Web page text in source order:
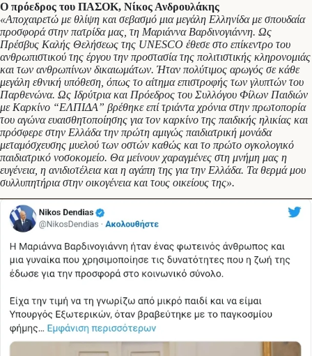
Ο πρόεδρος του ΠΑΣΟΚ, Νίκος Ανδρουλάκης
«Αποχαιρετώ με θλίψη και σεβασμό μια μεγάλη Ελληνίδα με σπουδαία
προσφορά στην πατρίδα μας, τη Μαριάννα Βαρδινογιάννη. Ως
Πρέσβυς Καλής Θελήσεως της UNESCO έθεσε στο επίκεντρο του
ανθρωπιστικού της έργου την προστασία της πολιτιστικής κληρονομιάς
και των ανθρωπίνων δικαιωμάτων. Ήταν πολύτιμος αρωγός σε κάθε
μεγάλη εθνική υπόθεση, όπως το αίτημα επιστροφής των γλυπτών του
Παρθενώνα. Ως Ιδρύτρια και Πρόεδρος του Συλλόγου Φίλων Παιδιών
με Καρκίνο “ΕΛΠΙΔΑ” βρέθηκε επί τριάντα χρόνια στην πρωτοπορία
του αγώνα ευαισθητοποίησης για τον καρκίνο της παιδικής ηλικίας και
πρόσφερε στην Ελλάδα την πρώτη αμιγώς παιδιατρική μονάδα
μεταμόσχευσης μυελού των οστών καθώς και το πρώτο ογκολογικό
παιδιατρικό νοσοκομείο. Θα μείνουν χαραγμένες στη μνήμη μας η
ευγένεια, η ανιδιοτέλεια και η αγάπη της για την Ελλάδα. Τα θερμά μου
συλλυπητήρια στην οικογένεια και τους οικείους της».